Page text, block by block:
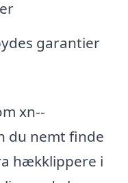
garantier
xn--
du nemt finde
hækklippere i